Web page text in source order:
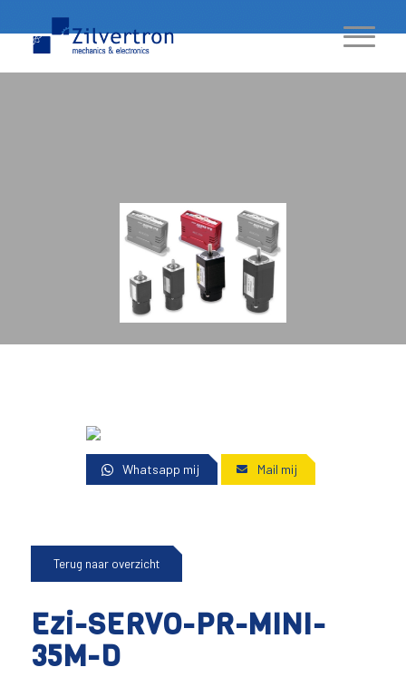
Whatsapp mij Mail mij
Terug naar overzicht
Ezi-SERVO-PR-MINI-
35M-D